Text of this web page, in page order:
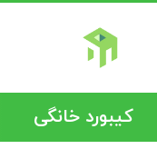
کیبورد خانگی